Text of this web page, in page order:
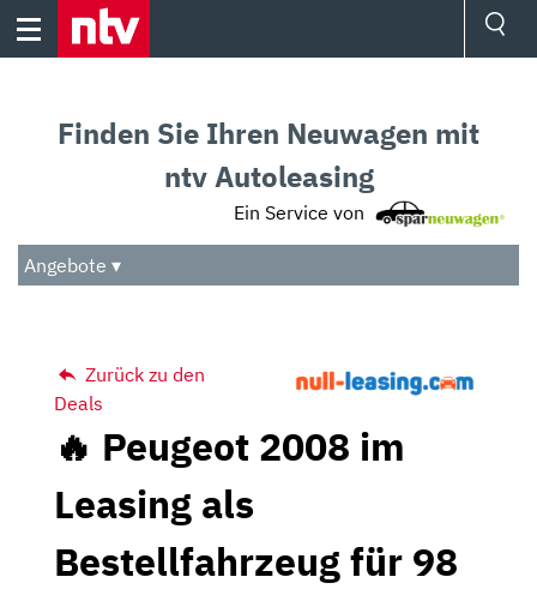
Skip
Audio
Das Beste
Finden Sie Ihren Neuwagen mit
ntv Autoleasing
Ein Service von
Angebote ▾
Zurück zu den
Deals
🔥 Peugeot 2008 im
Leasing als
Bestellfahrzeug für 98